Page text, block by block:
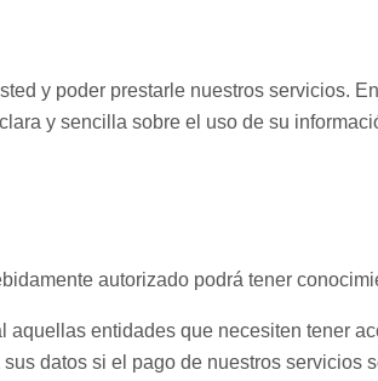
y poder prestarle nuestros servicios.
y sencilla sobre el uso de su
autorizado podrá tener
entidades que necesiten tener
datos si el pago de nuestros servicios